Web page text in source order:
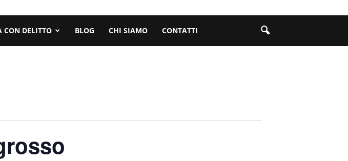
CON DELITTO BLOG CHI SIAMO CONTATTI